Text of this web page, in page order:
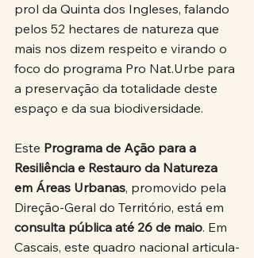
prol da Quinta dos Ingleses, falando
pelos 52 hectares de natureza que
mais nos dizem respeito e virando o
foco do programa Pro Nat.Urbe para
a preservação da totalidade deste
espaço e da sua biodiversidade.
Este Programa de Ação para a
Resiliência e Restauro da Natureza
em Áreas Urbanas, promovido pela
Direção-Geral do Território, está em
consulta pública até 26 de maio. Em
Cascais, este quadro nacional articula-